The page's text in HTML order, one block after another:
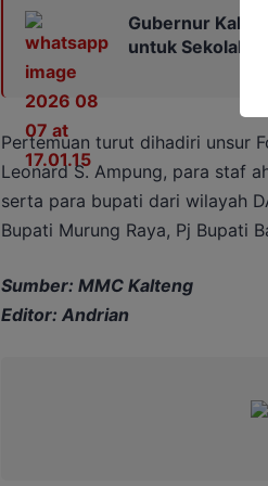
Gubernur
untuk Sekolah
Pertemuan turut dihadiri unsur
Leonard S. Ampung, para staf
serta para bupati dari wilayah
Bupati Murung Raya, Pj Bupati
Sumber: MMC Kalteng
Editor: Andrian